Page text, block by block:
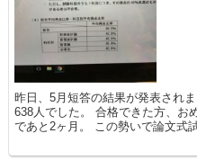
昨日、5月短答の結果が発表され
638人でした。 合格できた方、お
であと2ヶ月。 この勢いで論文式